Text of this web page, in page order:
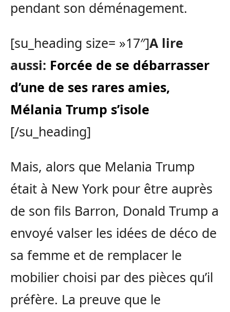
pendant son déménagement.
[su_heading size= »17″]A lire
aussi: Forcée de se débarrasser
d’une de ses rares amies,
Mélania Trump s’isole
[/su_heading]
Mais, alors que Melania Trump
était à New York pour être auprès
de son fils Barron, Donald Trump a
envoyé valser les idées de déco de
sa femme et de remplacer le
mobilier choisi par des pièces qu’il
préfère. La preuve que le